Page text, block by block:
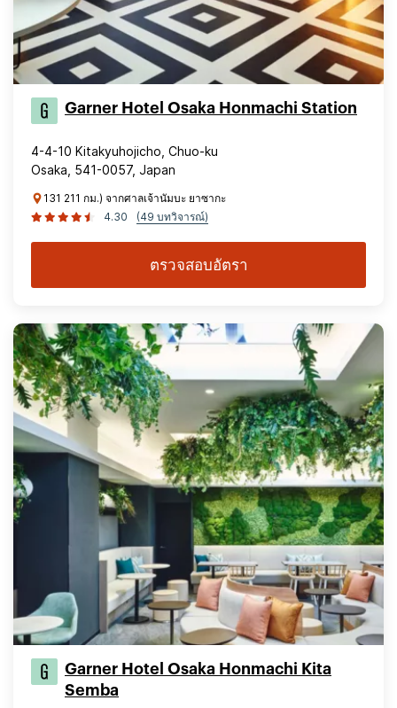
Garner Hotel Osaka Honmachi Station
4-4-10 Kitakyuhojicho, Chuo-ku
Osaka, 541-0057, Japan
131 211 กม.) จากศาลเจ้านัมบะ ยาซากะ
4.30
(49 บทวิจารณ์)
ตรวจสอบอัตรา
Garner Hotel Osaka Honmachi Kita
Semba